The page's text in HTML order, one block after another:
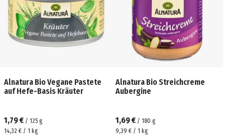
Alnatura Bio Vegane Pastete
auf Hefe-Basis Kräuter
1,79 € / 125 g
14,32 € / 1 kg
Alnatura Bio Streichcreme
Aubergine
1,69 € / 180 g
9,39 € / 1 kg